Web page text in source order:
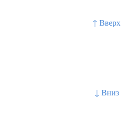
↑ Вверх
↓ Вниз